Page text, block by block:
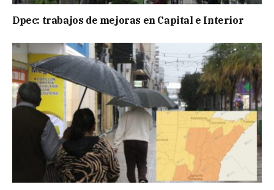
Dpec: trabajos de mejoras en Capital e Interior